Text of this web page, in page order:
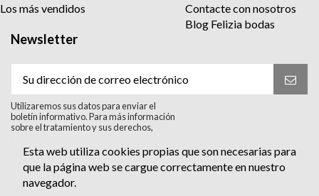
Los más vendidos
Contacte con nosotros
Blog Felizia bodas
Newsletter
Utilizaremos sus datos para enviar el
boletín informativo. Para más información
sobre el tratamiento y sus derechos,
consulte la política de privacidad.
Acepto el tratamiento para enviar el
boletín informativo. He leído y Acepto
la política de privacidad
Esta web utiliza cookies propias que son necesarias para
que la página web se cargue correctamente en nuestro
navegador.